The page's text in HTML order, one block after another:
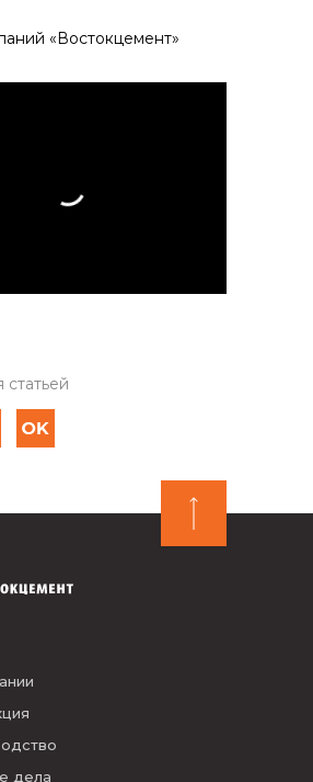
«Востокцемент»
статьей
дела